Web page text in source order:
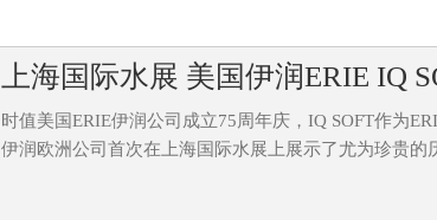
上海国际水展 美国伊润ERIE IQ
时值美国ERIE伊润公司成立75周年庆，IQ SOFT作为
伊润欧洲公司首次在上海国际水展上展示了尤为珍贵的